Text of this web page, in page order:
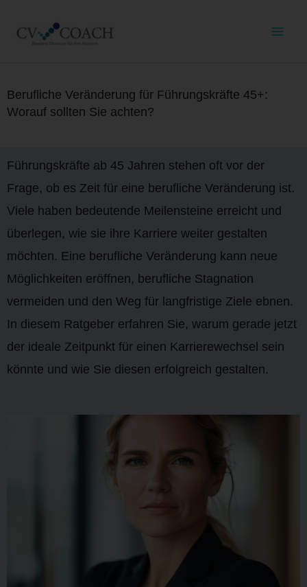
Berufliche Veränderung für Führungskräfte 45+:
Worauf sollten Sie achten?
Führungskräfte ab 45 Jahren stehen oft vor der
Frage, ob es Zeit für eine berufliche Veränderung ist.
Viele haben bedeutende Meilensteine erreicht und
überlegen, wie sie ihre Karriere weiter gestalten
möchten. Eine berufliche Veränderung kann neue
Möglichkeiten eröffnen, berufliche Stagnation
vermeiden und den Weg für langfristige Ziele ebnen.
In diesem Ratgeber erfahren Sie, warum gerade jetzt
der ideale Zeitpunkt für einen Karrierewechsel sein
könnte und wie Sie diesen erfolgreich gestalten.